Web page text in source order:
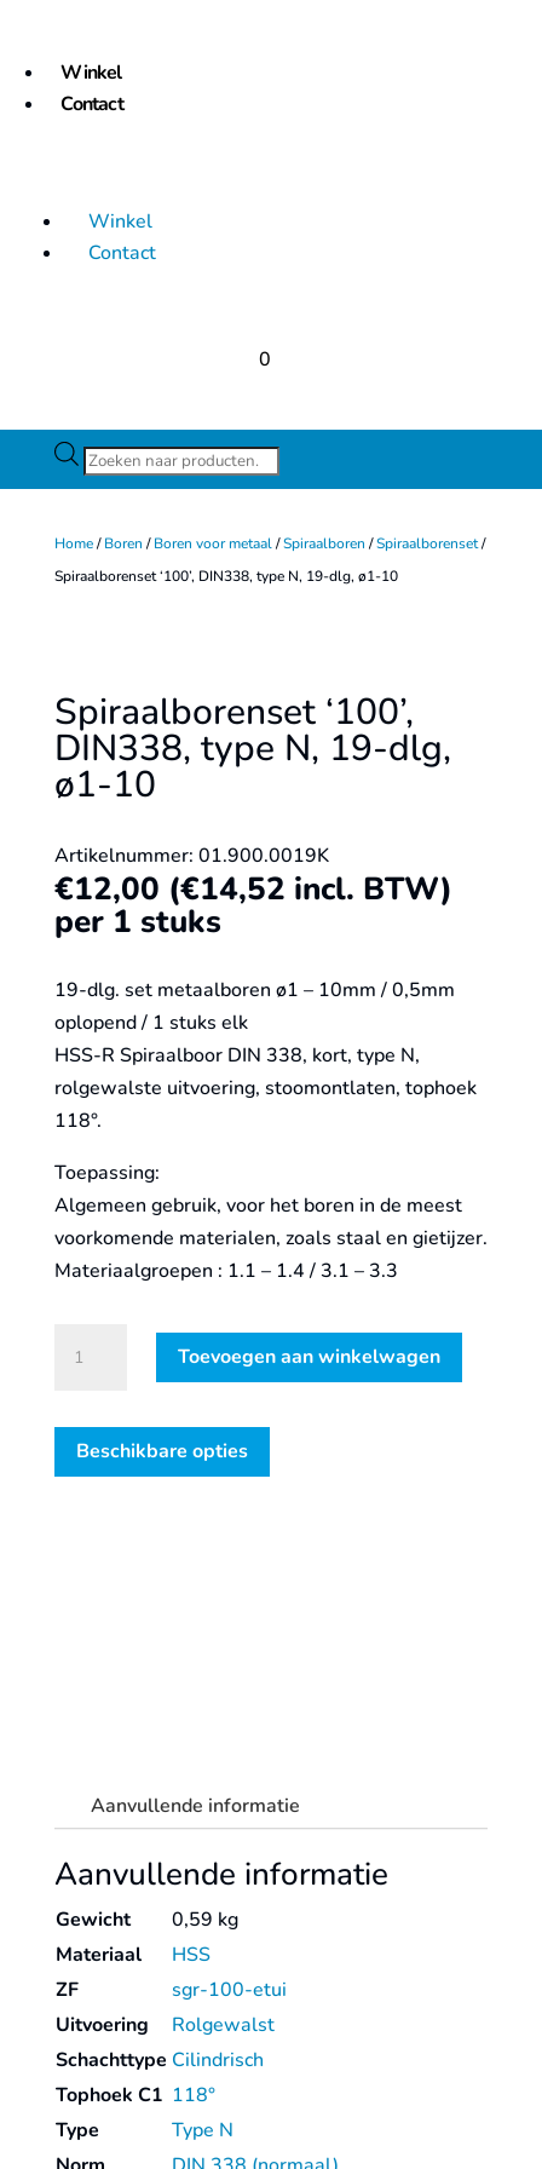
Winkel
Contact
Winkel
Contact
0
Producten
zoeken
Home/Boren /Boren voor metaal/Spiraalboren /Spiraalborenset/
Spiraalborenset ‘100’, DIN338, type N, 19-dlg, ø1-10
Spiraalborenset ‘100’,
DIN338, type N, 19-dlg,
ø1-10
Artikelnummer: 01.900.0019K
€12,00 (€14,52 incl. BTW)
per 1 stuks
19-dlg. set metaalboren ø1 – 10mm / 0,5mm
oplopend / 1 stuks elk
HSS-R Spiraalboor DIN 338, kort, type N,
rolgewalste uitvoering, stoomontlaten, tophoek
118°.
Toepassing:
Algemeen gebruik, voor het boren in de meest
voorkomende materialen, zoals staal en gietijzer.
Materiaalgroepen : 1.1 – 1.4 / 3.1 – 3.3
Spiraalborenset
'100',
type
Toevoegen aan winkelwagen
Beschikbare opties
Aanvullende informatie
Aanvullende informatie
Gewicht
0,59 kg
Materiaal
HSS
ZF
sgr-100-etui
Uitvoering
Rolgewalst
Schachttype Cilindrisch
Tophoek C1 118°
Type
Type N